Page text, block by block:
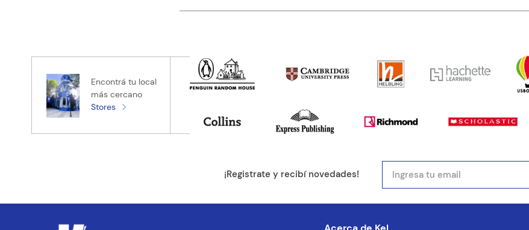
Tu nombre
Tu ubicación
Encontrá tu local
más cercano
Stores
¡Registrate y recibí novedades!